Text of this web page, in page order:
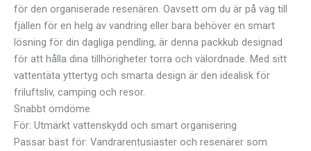
för den organiserade resenären. Oavsett om du är på väg till
fjällen för en helg av vandring eller bara behöver en smart
lösning för din dagliga pendling, är denna packkub designad
för att hålla dina tillhörigheter torra och välordnade. Med sitt
vattentäta yttertyg och smarta design är den idealisk för
friluftsliv, camping och resor.
Snabbt omdöme
För: Utmärkt vattenskydd och smart organisering
Passar bäst för: Vandrarentusiaster och resenärer som